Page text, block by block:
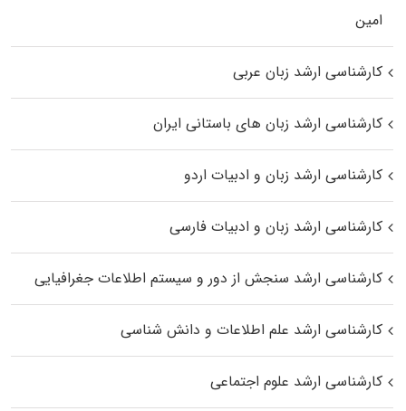
اﻣﻴﻦ
کارشناسی ارشد زبان عربی
کارشناسی ارشد زبان‌ های باستانی ایران
کارشناسی ارشد زبان و ادبیات اردو
کارشناسی ارشد زبان و ادبیات فارسی
کارشناسی ارشد سنجش از دور و سیستم اطلاعات جغرافیایی
کارشناسی ارشد علم اطلاعات و دانش شناسی
کارشناسی ارشد علوم اجتماعی